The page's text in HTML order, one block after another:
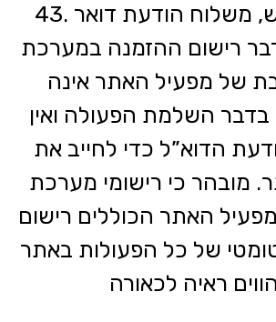
43. יובהר ויודגש, משלוח הודעת דואר
רישום ההזמנה במערכת
של מפעיל האתר אינה
בדבר השלמת הפעולה ואין
הדוא”ל כדי לחייב את
מובהר כי רישומי מערכת
האתר הכוללים רישום
של כל הפעולות באתר